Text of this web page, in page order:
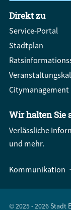
Direkt zu
Service-Portal
Stadtplan
Citymanagement
Wir halten Sie
Verlässliche
und mehr.
Kommunikation
© 2025 - 2026 Stadt